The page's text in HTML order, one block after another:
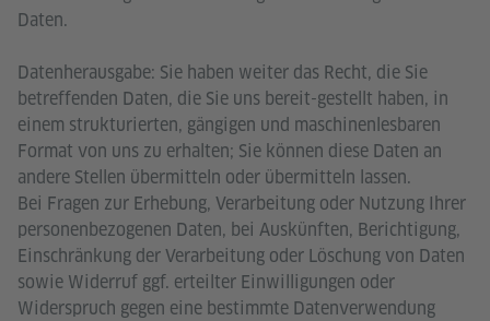
Daten.
Datenherausgabe: Sie haben weiter das Recht, die Sie
betreffenden Daten, die Sie uns bereit-gestellt haben, in
einem strukturierten, gängigen und maschinenlesbaren
Format von uns zu erhalten; Sie können diese Daten an
andere Stellen übermitteln oder übermitteln lassen.
Bei Fragen zur Erhebung, Verarbeitung oder Nutzung Ihrer
personenbezogenen Daten, bei Auskünften, Berichtigung,
Einschränkung der Verarbeitung oder Löschung von Daten
sowie Widerruf ggf. erteilter Einwilligungen oder
Widerspruch gegen eine bestimmte Datenverwendung